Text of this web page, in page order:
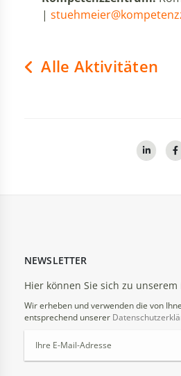
|
Alle Aktivitäten
NEWSLETTER
Hier können Sie sich zu
Wir erheben und verwenden die von
entsprechend unserer